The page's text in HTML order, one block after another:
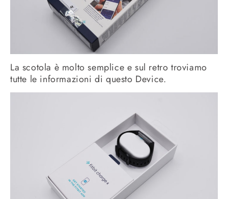
La scotola è molto semplice e sul retro troviamo
tutte le informazioni di questo Device.